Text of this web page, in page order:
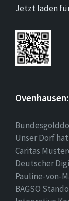
Jetzt laden
Unser Dorf
Caritas
Deutscher
Pauline-von-
BAGSO